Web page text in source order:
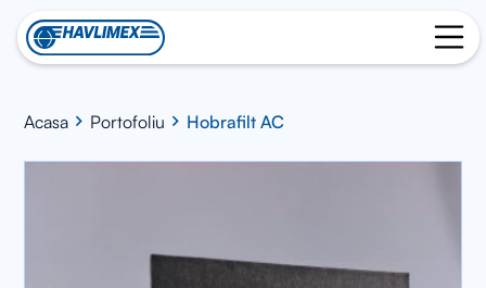
Acasa Portofoliu Hobrafilt AC